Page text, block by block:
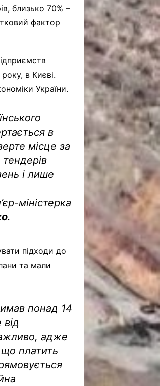
близько 70% –
фактор
в Києві.
України.
в
місце за
і лише
міністерка
.
підходи до
та мали
понад 14
адже
платить